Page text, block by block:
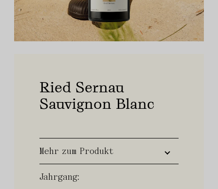
Ried Sernau
Sauvignon Blanc
Mehr zum Produkt
Jahrgang: